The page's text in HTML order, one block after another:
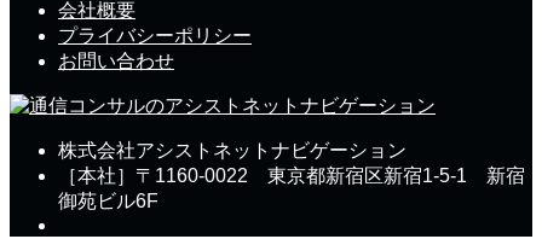
会社概要
プライバシーポリシー
お問い合わせ
株式会社アシストネットナビゲーション
［本社］〒1160-0022 東京都新宿区新宿1-5-1 新宿
御苑ビル6F